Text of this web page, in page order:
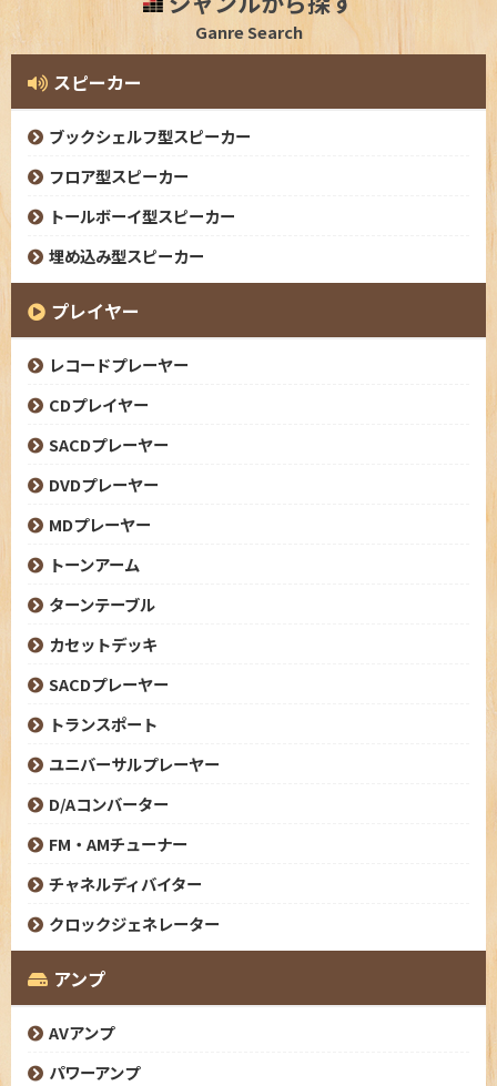
Ganre Search
スピーカー
ブックシェルフ型スピーカー
フロア型スピーカー
トールボーイ型スピーカー
埋め込み型スピーカー
プレイヤー
レコードプレーヤー
CDプレイヤー
SACDプレーヤー
DVDプレーヤー
MDプレーヤー
トーンアーム
ターンテーブル
カセットデッキ
SACDプレーヤー
トランスポート
ユニバーサルプレーヤー
D/Aコンバーター
FM・AMチューナー
チャネルディバイター
クロックジェネレーター
アンプ
AVアンプ
パワーアンプ